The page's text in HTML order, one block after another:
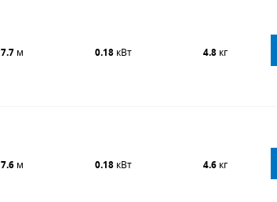
7.7 м 0.18 кВт 4.8 кг
7.6 м 0.18 кВт 4.6 кг